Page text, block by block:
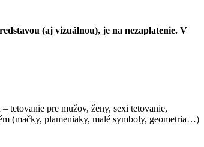
(aj vizuálnou), je na nezaplatenie. V
tetovanie pre mužov, ženy, sexi tetovanie,
(mačky, plameniaky, malé symboly, geometria…)